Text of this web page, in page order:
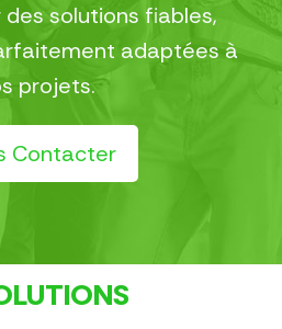
solutions fiables,
adaptées à
projets.
Contacter